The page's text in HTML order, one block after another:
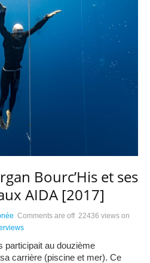
Bourc’His et ses
AIDA [2017]
Comments are off 22436 views on
participait au douzième
carrière (piscine et mer). Ce